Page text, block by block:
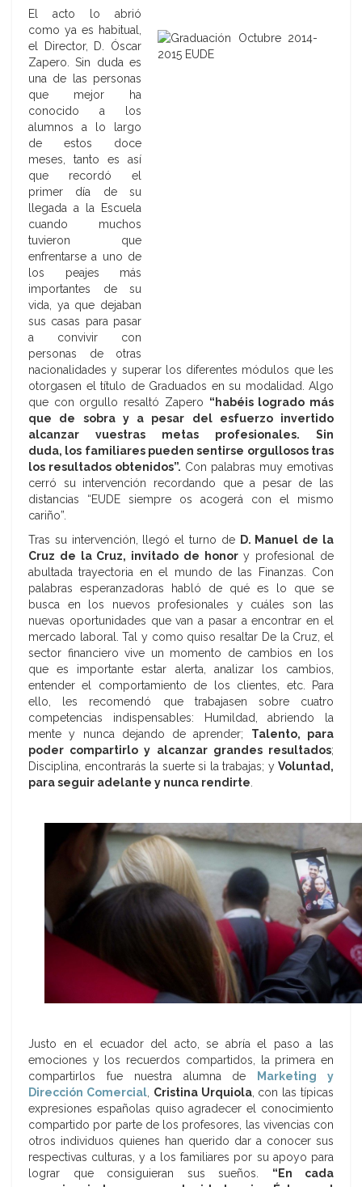
El acto lo abrió
como ya es habitual,
el Director, D. Óscar
Zapero. Sin duda es
una de las personas
que mejor ha
conocido a los
alumnos a lo largo
de estos doce
meses, tanto es así
que recordó el
primer día de su
llegada a la Escuela
cuando muchos
tuvieron que
enfrentarse a uno de
los peajes más
importantes de su
vida, ya que dejaban
sus casas para pasar
a convivir con
personas de otras
nacionalidades y superar los diferentes módulos que les
otorgasen el título de Graduados en su modalidad. Algo
que con orgullo resaltó Zapero “habéis logrado más
que de sobra y a pesar del esfuerzo invertido
alcanzar vuestras metas profesionales. Sin
duda, los familiares pueden sentirse orgullosos tras
los resultados obtenidos”. Con palabras muy emotivas
cerró su intervención recordando que a pesar de las
distancias “EUDE siempre os acogerá con el mismo
cariño”.
Tras su intervención, llegó el turno de D. Manuel de la
Cruz de la Cruz, invitado de honory profesional de
abultada trayectoria en el mundo de las Finanzas. Con
palabras esperanzadoras habló de qué es lo que se
busca en los nuevos profesionales y cuáles son las
nuevas oportunidades que van a pasar a encontrar en el
mercado laboral. Tal y como quiso resaltar De la Cruz, el
sector financiero vive un momento de cambios en los
que es importante estar alerta, analizar los cambios,
entender el comportamiento de los clientes, etc. Para
ello, les recomendó que trabajasen sobre cuatro
competencias indispensables: Humildad, abriendo la
mente y nunca dejando de aprender; Talento, para
poder compartirlo y alcanzar grandes resultados;
Disciplina, encontrarás la suerte si la trabajas; y Voluntad,
para seguir adelante y nunca rendirte.
Justo en el ecuador del acto, se abría el paso a las
emociones y los recuerdos compartidos, la primera en
compartirlos fue nuestra alumna de
Marketing y
Dirección Comercial, Cristina Urquiola, con las típicas
expresiones españolas quiso agradecer el conocimiento
compartido por parte de los profesores, las vivencias con
otros individuos quienes han querido dar a conocer sus
respectivas culturas, y a los familiares por su apoyo para
lograr que consiguieran sus sueños. “En cada